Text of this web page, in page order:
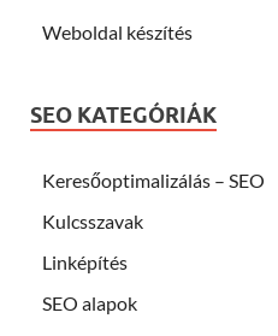
Weboldal készítés
SEO KATEGÓRIÁK
Keresőoptimalizálás – SEO
Kulcsszavak
Linképítés
SEO alapok